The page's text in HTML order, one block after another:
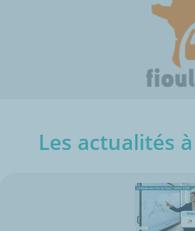
Les actualités